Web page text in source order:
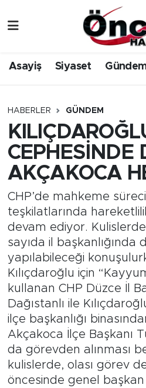
Asayiş Siyaset
HABERLER GÜNDEM
CEPHESİNDE
AKÇAKOCA
CHP’de mahkeme
teşkilatlarında
devam ediyor.
sayıda il başkanlığında
yapılabileceği
Kılıçdaroğlu için
kullanan CHP Düzce İl
Dağıstanlı ile
ilçe başkanlığı
Akçakoca İlçe Başkanı
da görevden alınması
kulislerde, olası görev
öncesinde genel başkan
Gündem
Sağlık & Çevre
Spor
Siyaset
Yerel Haber
Öncü Radyo Dinle
Öncü TV İzle
Düzce Nöbetçi
Düzce Hava Durumu
Düzce Namaz Vakitleri
Düzce Trafik Yoğunluk
Süper Lig Puan
Tüm Manşetler
Son Dakika Haberleri
Haber Arşivi